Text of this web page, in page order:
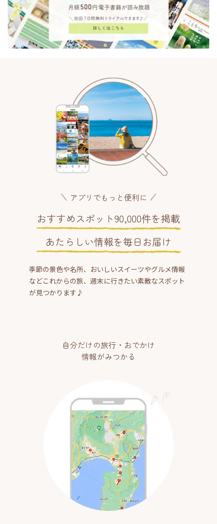
アプリでもっと便利に
おすすめスポット90,000件を掲載
あたらしい情報を毎日お届け
季節の景色や名所、おいしいスイーツやグルメ情報
などこれからの旅、週末に行きたい素敵なスポット
が見つかります♪
自分だけの旅行・おでかけ
情報がみつかる